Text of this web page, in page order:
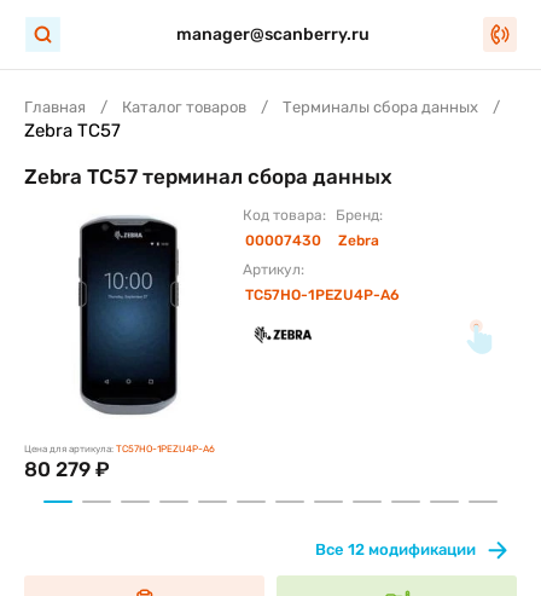
manager@scanberry.ru
Главная Каталог товаров Терминалы сбора данных
Zebra TC57
Zebra TC57 терминал сбора данных
Код товара:
00007430
Бренд:
Zebra
Артикул:
TC57HO-1PEZU4P-A6
Цена для артикула: TC57HO-1PEZU4P-A6
80 279 ₽
Все 12 модификации